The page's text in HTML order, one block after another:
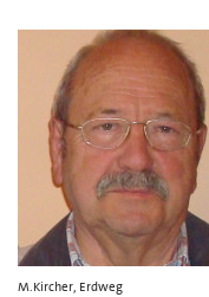
M.Kircher, Erdweg